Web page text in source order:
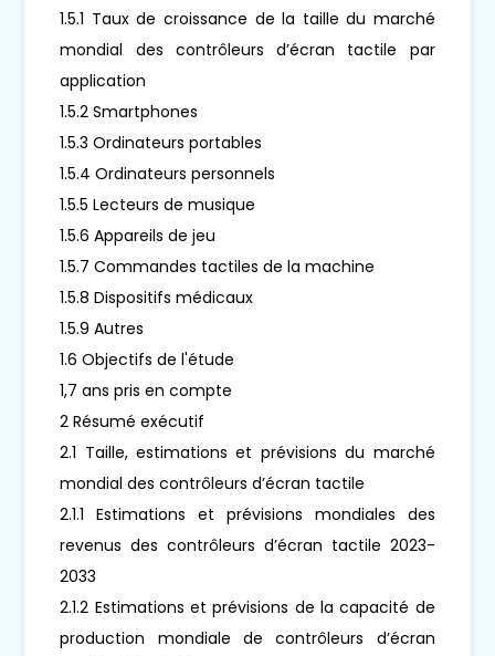
1.5.1 Taux de croissance de la taille du marché
mondial des contrôleurs d’écran tactile par
application
1.5.2 Smartphones
1.5.3 Ordinateurs portables
1.5.4 Ordinateurs personnels
1.5.5 Lecteurs de musique
1.5.6 Appareils de jeu
1.5.7 Commandes tactiles de la machine
1.5.8 Dispositifs médicaux
1.5.9 Autres
1.6 Objectifs de l'étude
1,7 ans pris en compte
2 Résumé exécutif
2.1 Taille, estimations et prévisions du marché
mondial des contrôleurs d’écran tactile
2.1.1 Estimations et prévisions mondiales des
revenus des contrôleurs d’écran tactile 2023-
2033
2.1.2 Estimations et prévisions de la capacité de
production mondiale de contrôleurs d’écran